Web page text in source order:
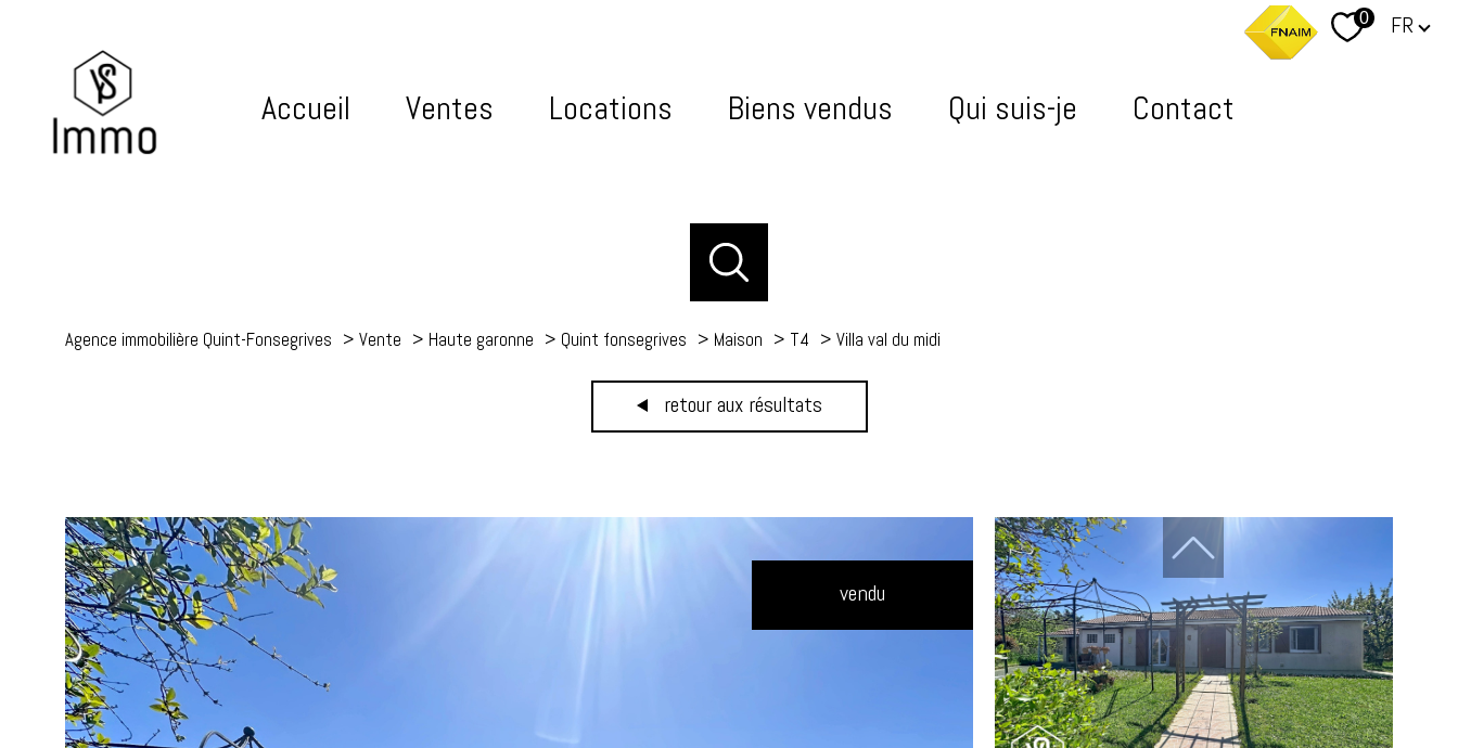
0 Langue
FR
Accueil Ventes Locations Biens vendus Qui suis-je Contact
Agence immobilière Quint-Fonsegrives Vente Haute garonne Quint fonsegrives Maison T4 Villa val du midi
retour aux résultats
vendu